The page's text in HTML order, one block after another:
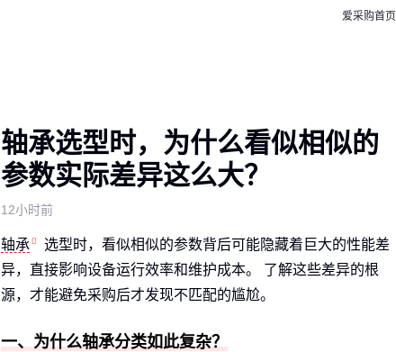
爱采购首页
轴承选型时，为什么看似相似的
参数实际差异这么大？
12小时前
轴承
选型时，看似相似的参数背后可能隐藏着巨大的性能差
异，直接影响设备运行效率和维护成本。 了解这些差异的根
源，才能避免采购后才发现不匹配的尴尬。
一、为什么轴承分类如此复杂？